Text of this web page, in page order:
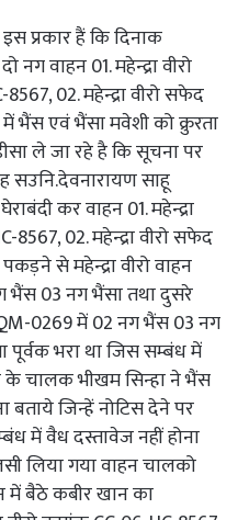
प्रकार हैं कि दिनाक
वाहन 01. महेन्द्रा वीरो
02. महेन्द्रा वीरो सफेद
भैंस एवं भैंसा मवेशी को क्रुरता
ले जा रहे है कि सूचना पर
सउनि.देवनारायण साहू
कर वाहन 01. महेन्द्रा
8567, 02. महेन्द्रा वीरो सफेद
से महेन्द्रा वीरो वाहन
भैंस 03 नग भैंसा तथा दुसरे
QM-0269 में 02 नग भैंस 03 नग
भरा था जिस सम्बंध में
चालक भीखम सिन्हा ने भैंस
बताये जिन्हें नोटिस देने पर
में वैध दस्तावेज नहीं होना
लिया गया वाहन चालको
में बैठे कबीर खान का